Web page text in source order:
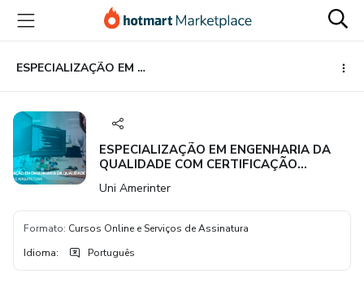
para
conteúdo
principal
para
pagamento
para
rodapé
ESPECIALIZAÇÃO EM ENGENHARIA DA QUALIDADE COM CERTIFICAÇÃO INTERNACIONAL
ESPECIALIZAÇÃO EM ENGENHARIA DA
QUALIDADE COM CERTIFICAÇÃO
Uni Amerinter
Formato: Cursos Online e Serviços de Assinatura
Idioma: Português